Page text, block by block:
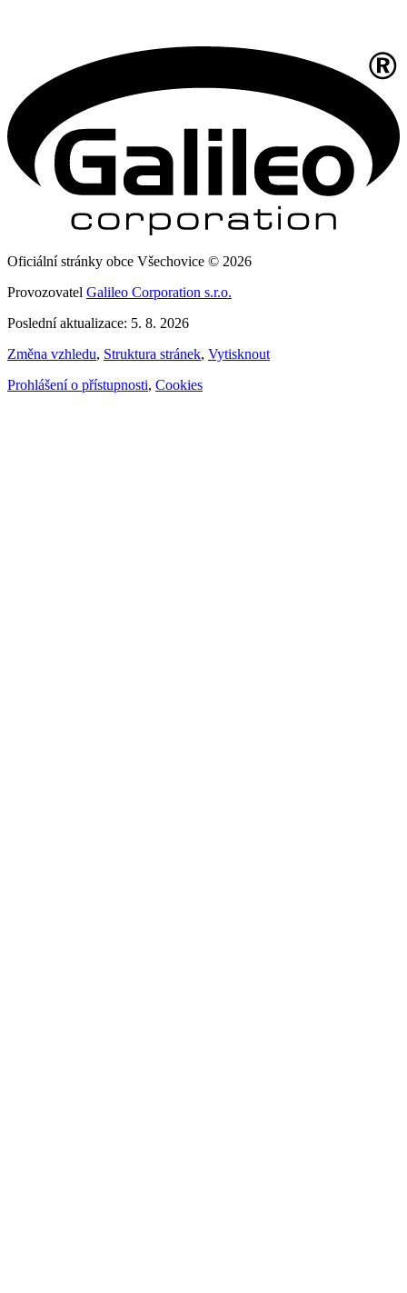
Oficiální stránky obce Všechovice © 2026
Provozovatel Galileo Corporation s.r.o.
Poslední aktualizace: 5. 8. 2026
Změna vzhledu, Struktura stránek, Vytisknout
Prohlášení o přístupnosti, Cookies